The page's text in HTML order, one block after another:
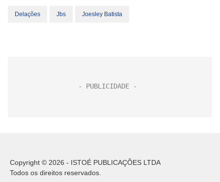
Delações Jbs Joesley Batista
Copyright © 2026 - ISTOÉ PUBLICAÇÕES LTDA
Todos os direitos reservados.